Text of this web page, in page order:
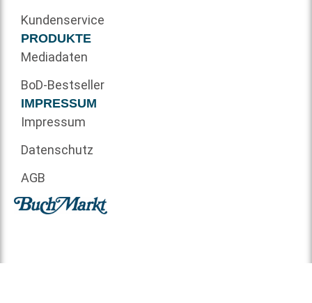
Kundenservice
PRODUKTE
Mediadaten
BoD-Bestseller
IMPRESSUM
Impressum
Datenschutz
AGB